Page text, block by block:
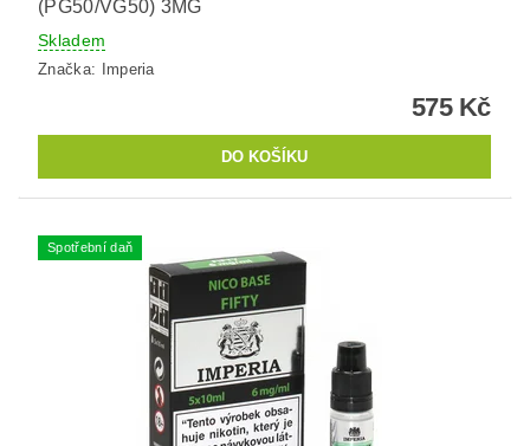
(PG50/VG50) 3MG
Skladem
Značka: Imperia
575 Kč
Spotřební daň